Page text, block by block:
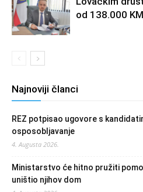
od 138.000 KM
Najnoviji članci
REZ potpisao ugovore s
osposobljavanje
4. Augusta 2026.
Ministarstvo će hitno pružiti
uništio njihov dom